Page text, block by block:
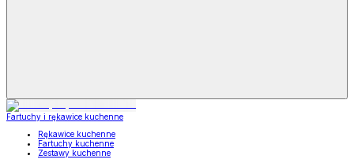
Fartuchy i rękawice kuchenne
Rękawice kuchenne
Fartuchy kuchenne
Zestawy kuchenne